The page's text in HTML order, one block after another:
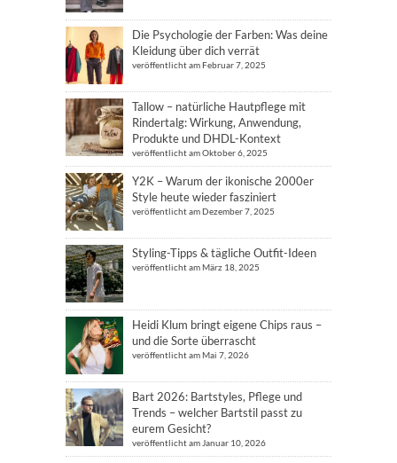
Die Psychologie der Farben: Was deine
Kleidung über dich verrät
veröffentlicht am Februar 7, 2025
Tallow – natürliche Hautpflege mit
Rindertalg: Wirkung, Anwendung,
Produkte und DHDL-Kontext
veröffentlicht am Oktober 6, 2025
Y2K – Warum der ikonische 2000er
Style heute wieder fasziniert
veröffentlicht am Dezember 7, 2025
Styling-Tipps & tägliche Outfit-Ideen
veröffentlicht am März 18, 2025
Heidi Klum bringt eigene Chips raus –
und die Sorte überrascht
veröffentlicht am Mai 7, 2026
Bart 2026: Bartstyles, Pflege und
Trends – welcher Bartstil passt zu
eurem Gesicht?
veröffentlicht am Januar 10, 2026